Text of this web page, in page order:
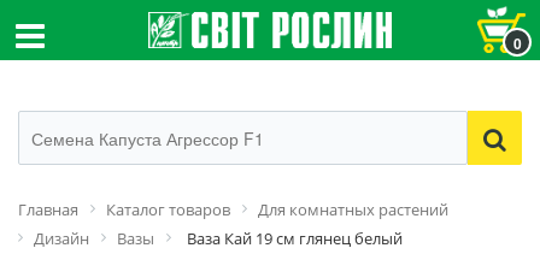
0
Главная Каталог товаров
Для комнатных растений
Дизайн
Вазы Ваза Кай 19 см глянец белый